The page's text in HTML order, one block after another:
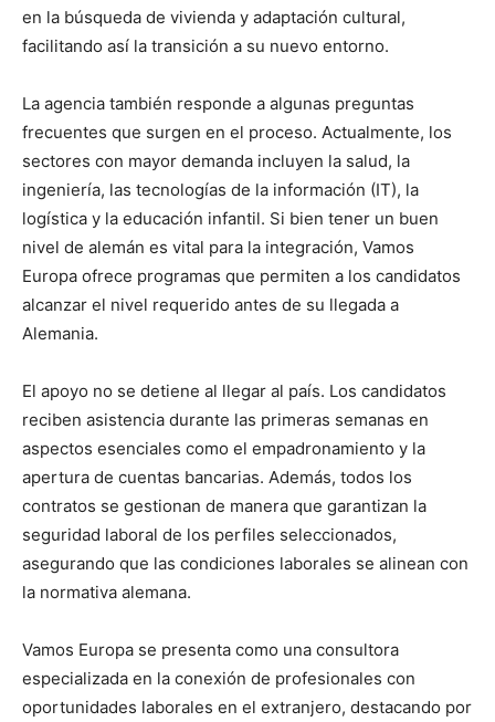
en la búsqueda de vivienda y adaptación cultural,
facilitando así la transición a su nuevo entorno.
La agencia también responde a algunas preguntas
frecuentes que surgen en el proceso. Actualmente, los
sectores con mayor demanda incluyen la salud, la
ingeniería, las tecnologías de la información (IT), la
logística y la educación infantil. Si bien tener un buen
nivel de alemán es vital para la integración, Vamos
Europa ofrece programas que permiten a los candidatos
alcanzar el nivel requerido antes de su llegada a
Alemania.
El apoyo no se detiene al llegar al país. Los candidatos
reciben asistencia durante las primeras semanas en
aspectos esenciales como el empadronamiento y la
apertura de cuentas bancarias. Además, todos los
contratos se gestionan de manera que garantizan la
seguridad laboral de los perfiles seleccionados,
asegurando que las condiciones laborales se alinean con
la normativa alemana.
Vamos Europa se presenta como una consultora
especializada en la conexión de profesionales con
oportunidades laborales en el extranjero, destacando por